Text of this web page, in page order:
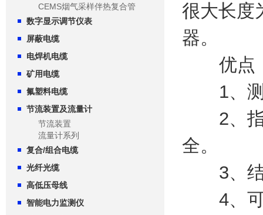
CEMS烟气采样伴热复合管
数字显示调节仪表
屏蔽电缆
电焊机电缆
矿用电缆
氟塑料电缆
节流装置及流量计
节流装置
流量计系列
复合/组合电缆
光纤光缆
高低压母线
智能电力监测仪
很大长度
器。
优点
1、测
2、指
全。
3、结
4、可